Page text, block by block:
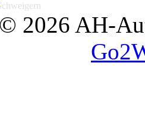
2026 AH-